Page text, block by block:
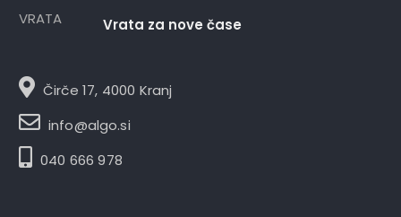
Vrata za nove čase
Čirče 17, 4000 Kranj
info@algo.si
040 666 978